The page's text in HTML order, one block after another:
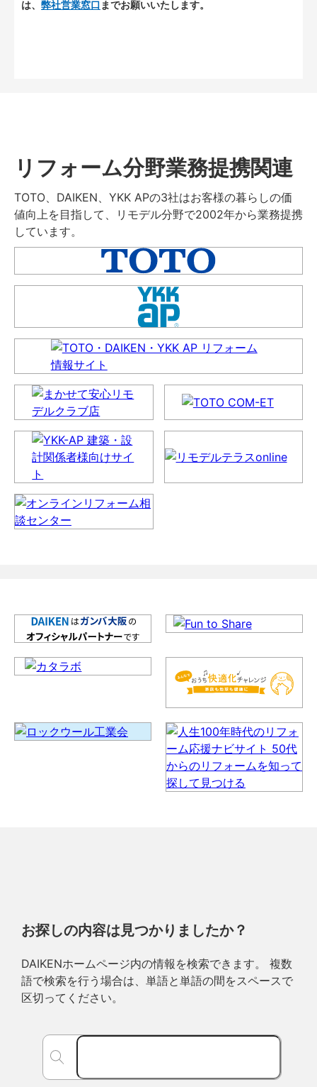
は、 弊社営業窓口 までお願いいたします。
リフォーム分野業務提携関連
TOTO、DAIKEN、YKK APの3社はお客様の暮らしの価
値向上を目指して、リモデル分野で2002年から業務提携
しています。
お探しの内容は見つかりましたか？
DAIKENホームページ内の情報を検索できます。 複数
語で検索を行う場合は、単語と単語の間をスペースで
区切ってください。